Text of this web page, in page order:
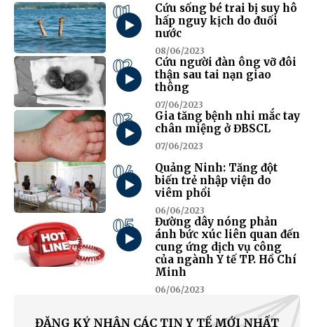
01
Cứu sống bé trai bị suy hô
hấp nguy kịch do đuối
nước
08/06/2023
02
Cứu người đàn ông vỡ đôi
thận sau tai nạn giao
thông
07/06/2023
03
Gia tăng bệnh nhi mắc tay
chân miệng ở ĐBSCL
07/06/2023
04
Quảng Ninh: Tăng đột
biến trẻ nhập viện do
viêm phổi
06/06/2023
05
Đường dây nóng phản
ánh bức xúc liên quan đến
cung ứng dịch vụ công
của ngành Y tế TP. Hồ Chí
Minh
06/06/2023
ĐĂNG KÝ NHẬN CÁC TIN Y TẾ MỚI NHẤT